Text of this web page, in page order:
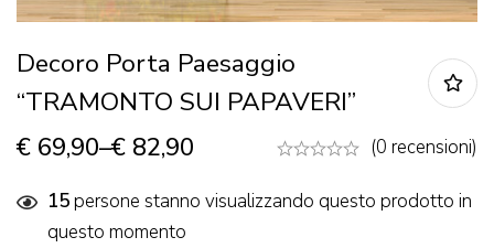
Decoro Porta Paesaggio
“TRAMONTO SUI PAPAVERI”
€ 69,90–€ 82,90 (0 recensioni)
15persone stanno visualizzando questo prodotto in
questo momento